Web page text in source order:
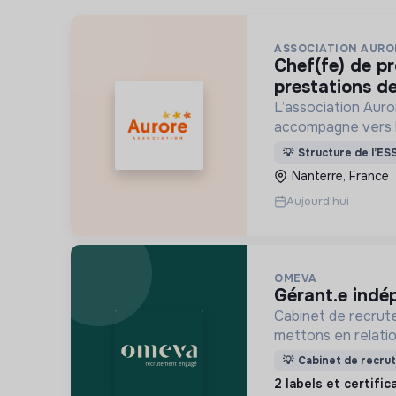
ASSOCIATION
chef(fe) de production et
prestations
L’association
accompagne vers
personnes en
d’exclusion via
l’insertion sociale
💡 Structure de
Nanterre, France
Aujourd'hui
OMEVA
gérant.e
Cabinet de
mettons en
soucieuses de
ensemble pour un
💡 Cabinet de
2 labels et